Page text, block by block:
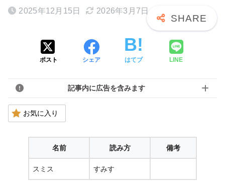
2025年12月15日 2026年3月7日
ポスト シェア はてブ LINE
記事内に広告を含みます
お気に入り
名前 読み方 備考
スミス すみす